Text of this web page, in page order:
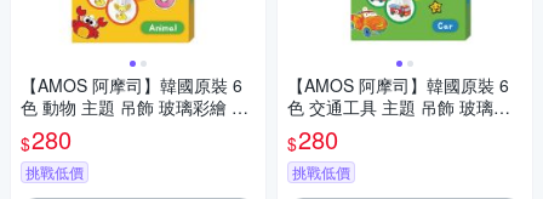
【AMOS 阿摩司】韓國原裝 6
色 動物 主題 吊飾 玻璃彩繪 膠
/ 組 SD10P6-A
$280
挑戰低價
【AMOS 阿摩司】韓國原裝 6
色 交通工具 主題 吊飾 玻璃彩
繪 膠 / 組 SD10P6-C
$280
挑戰低價